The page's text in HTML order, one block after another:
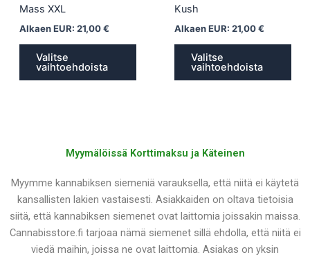
Mass XXL
Alkaen EUR: 21,00€
Valitse
vaihtoehdoista
Kush
Alkaen EUR: 21,00€
Valitse
vaihtoehdoista
Myymälöissä Korttimaksu ja Käteinen
Myymme kannabiksen siemeniä varauksella, että niitä ei käytetä
kansallisten lakien vastaisesti. Asiakkaiden on oltava tietoisia
siitä, että kannabiksen siemenet ovat laittomia joissakin maissa.
Cannabisstore.fi tarjoaa nämä siemenet sillä ehdolla, että niitä ei
viedä maihin, joissa ne ovat laittomia. Asiakas on yksin